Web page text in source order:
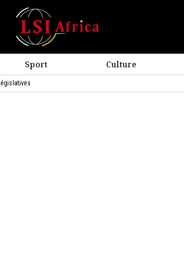
Sport Culture